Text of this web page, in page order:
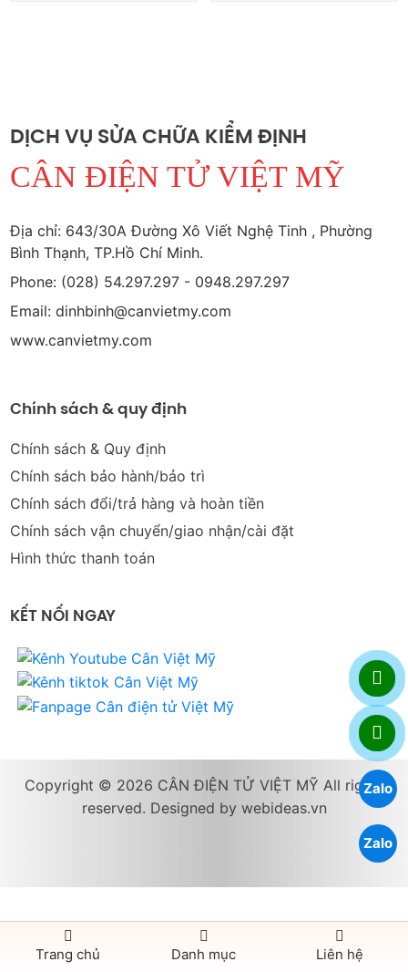
DỊCH VỤ SỬA CHỮA KIỂM ĐỊNH
CÂN ĐIỆN TỬ VIỆT MỸ
Địa chỉ: 643/30A Đường Xô Viết Nghệ Tinh , Phường
Bình Thạnh, TP.Hồ Chí Minh.
Phone: (028) 54.297.297 - 0948.297.297
Email: dinhbinh@canvietmy.com
www.canvietmy.com
Chính sách & quy định
Chính sách & Quy định
Chính sách bảo hành/bảo trì
Chính sách đổi/trả hàng và hoàn tiền
Chính sách vận chuyển/giao nhận/cài đặt
Hình thức thanh toán
KẾT NỐI NGAY
Copyright © 2026 CÂN ĐIỆN TỬ VIỆT MỸ All rights
reserved. Designed by webideas.vn
Trang chủ Danh mục Liên hệ
Zalo
Zalo